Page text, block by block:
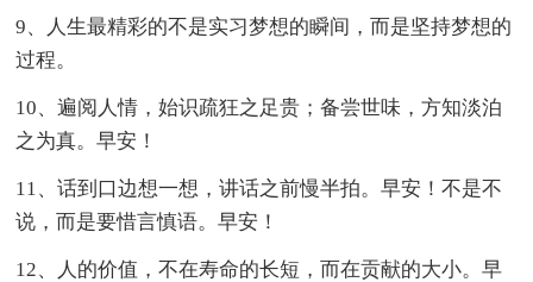
9、人生最精彩的不是实习梦想的瞬间，而是坚持梦想的
过程。
10、遍阅人情，始识疏狂之足贵；备尝世味，方知淡泊
之为真。早安！
11、话到口边想一想，讲话之前慢半拍。早安！不是不
说，而是要惜言慎语。早安！
12、人的价值，不在寿命的长短，而在贡献的大小。早